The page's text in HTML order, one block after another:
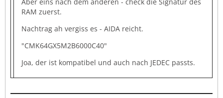
RAM zuerst.
Nachtrag ah vergiss es - AIDA reicht.
"CMK64GX5M2B6000C40"
Joa, der ist kompatibel und auch nach JEDEC passts.